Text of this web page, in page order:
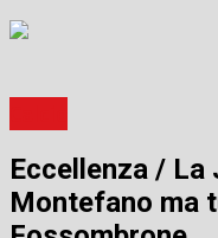
Eccellenza / La
Montefano ma